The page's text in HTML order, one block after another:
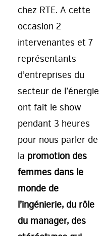
chez RTE. A cette
occasion 2
intervenantes et 7
représentants
d’entreprises du
secteur de l’énergie
ont fait le show
pendant 3 heures
pour nous parler de
la promotion des
femmes dans le
monde de
l’ingénierie, du rôle
du manager, des